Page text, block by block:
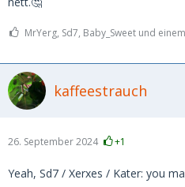
MrYerg, Sd7, Baby_Sweet und
kaffeestrauch
26. September 2024 +1
Yeah, Sd7 / Xerxes / Kater: you